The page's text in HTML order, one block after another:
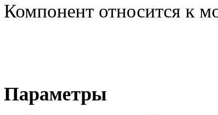
Компонент относится к
Параметры